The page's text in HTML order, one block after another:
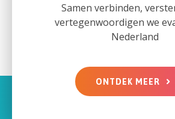
Samen verbinden,
vertegenwoordigen we
Nederland
ONTDEK MEER